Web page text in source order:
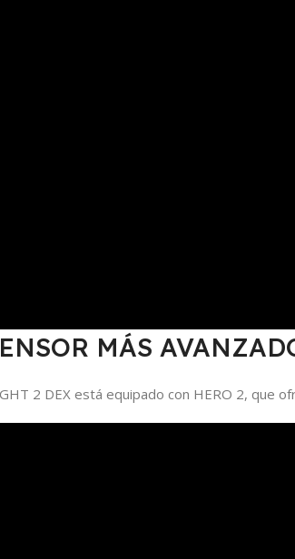
MÁS
2 DEX está equipado con HERO 2, que